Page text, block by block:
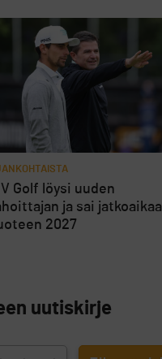
Golf löysi uuden
ja sai jatkoaikaa
2027
uutiskirje